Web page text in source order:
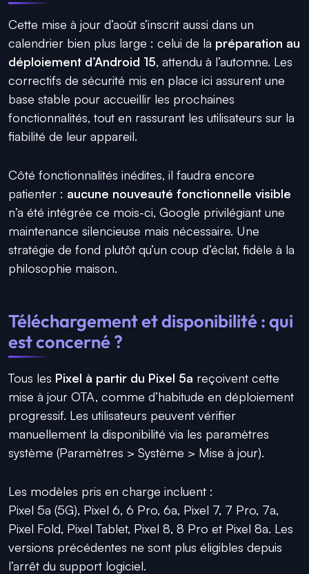
Cette mise à jour d’août s’inscrit aussi dans un
calendrier bien plus large : celui de la préparation au
déploiement d’Android 15, attendu à l’automne. Les
correctifs de sécurité mis en place ici assurent une
base stable pour accueillir les prochaines
fonctionnalités, tout en rassurant les utilisateurs sur la
fiabilité de leur appareil.
Côté fonctionnalités inédites, il faudra encore
patienter : aucune nouveauté fonctionnelle visible
n’a été intégrée ce mois-ci, Google privilégiant une
maintenance silencieuse mais nécessaire. Une
stratégie de fond plutôt qu’un coup d’éclat, fidèle à la
philosophie maison.
Téléchargement et disponibilité : qui
est concerné ?
Tous les Pixel à partir du Pixel 5a reçoivent cette
mise à jour OTA, comme d’habitude en déploiement
progressif. Les utilisateurs peuvent vérifier
manuellement la disponibilité via les paramètres
système (Paramètres > Système > Mise à jour).
Les modèles pris en charge incluent :
Pixel 5a (5G), Pixel 6, 6 Pro, 6a, Pixel 7, 7 Pro, 7a,
Pixel Fold, Pixel Tablet, Pixel 8, 8 Pro et Pixel 8a. Les
versions précédentes ne sont plus éligibles depuis
l’arrêt du support logiciel.